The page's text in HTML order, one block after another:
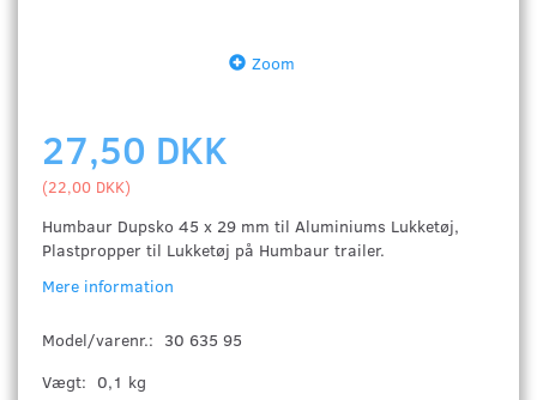
Zoom
27,50 DKK
(22,00 DKK)
Humbaur Dupsko 45 x 29 mm til Aluminiums Lukketøj,
Plastpropper til Lukketøj på Humbaur trailer.
Mere information
Model/varenr.: 30 635 95
Vægt: 0,1 kg